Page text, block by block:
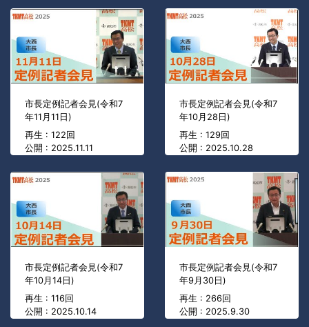
市長定例記者会見(令和7
年11月11日)
再生 : 122回
公開 : 2025.11.11
市長定例記者会見(令和7
年10月28日)
再生 : 129回
公開 : 2025.10.28
市長定例記者会見(令和7
年10月14日)
再生 : 116回
公開 : 2025.10.14
市長定例記者会見(令和7
年9月30日)
再生 : 266回
公開 : 2025.9.30